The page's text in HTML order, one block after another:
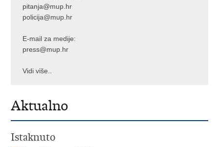
pitanja@mup.hr
policija@mup.hr
E-mail za medije:
press@mup.hr
Vidi više..
Aktualno
Istaknuto